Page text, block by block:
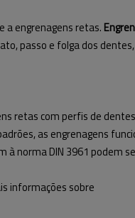
a engrenagens retas.
passo e folga dos
retas com perfis de
as engrenagens
à norma DIN 3961 podem
informações sobre